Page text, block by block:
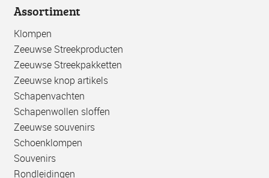
Assortiment
Klompen
Zeeuwse Streekproducten
Zeeuwse Streekpakketten
Zeeuwse knop artikels
Schapenvachten
Schapenwollen sloffen
Zeeuwse souvenirs
Schoenklompen
Souvenirs
Rondleidingen